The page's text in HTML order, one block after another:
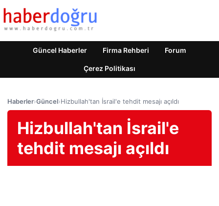
Güncel Haberler Firma Rehberi Forum
Çerez Politikası
Haberler›Güncel›Hizbullah'tan İsrail'e tehdit mesajı açıldı
Hizbullah'tan İsrail'e
tehdit mesajı açıldı